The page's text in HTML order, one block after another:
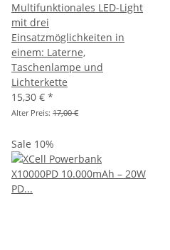
Multifunktionales LED-Light
mit drei
Einsatzmöglichkeiten in
einem: Laterne,
Taschenlampe und
Lichterkette
15,30 € *
Alter Preis: 17,00 €
Sale 10%